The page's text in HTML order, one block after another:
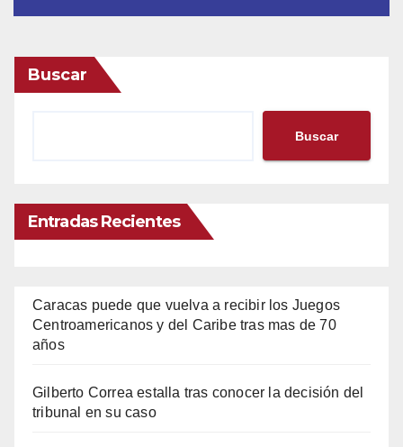
Buscar
Buscar
Entradas Recientes
Caracas puede que vuelva a recibir los Juegos
Centroamericanos y del Caribe tras mas de 70
años
Gilberto Correa estalla tras conocer la decisión del
tribunal en su caso